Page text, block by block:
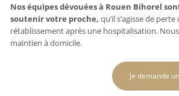
Nos équipes dévouées à Rouen Bihorel
soutenir votre proche, qu’il s’agisse de
rétablissement après une hospitalisation.
maintien à domicile.
Je demande